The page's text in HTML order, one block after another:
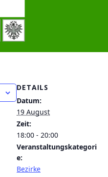
DETAILS
Datum:
19 August
Zeit:
18:00 - 20:00
Veranstaltungskategori
e:
Bezirke